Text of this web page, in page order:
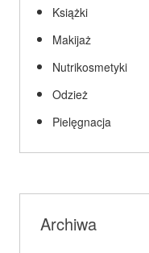
Książki
Makijaż
Nutrikosmetyki
Odzież
Pielęgnacja
Archiwa